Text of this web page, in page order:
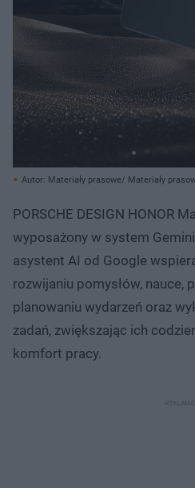
Autor: Materiały prasowe/ Materiały
PORSCHE DESIGN HONOR
wyposażony w system
asystent AI od Google
rozwijaniu pomysłów, nauce,
planowaniu wydarzeń oraz
zadań, zwiększając ich
komfort pracy.